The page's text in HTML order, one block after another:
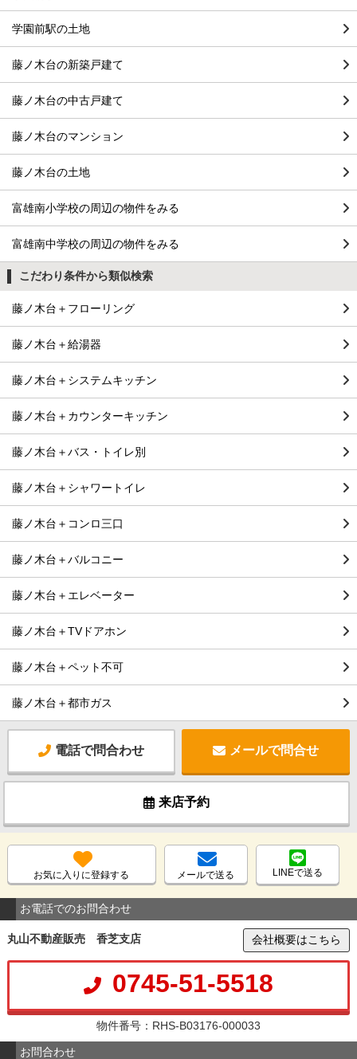
学園前駅の土地
藤ノ木台の新築戸建て
藤ノ木台の中古戸建て
藤ノ木台のマンション
藤ノ木台の土地
富雄南小学校の周辺の物件をみる
富雄南中学校の周辺の物件をみる
こだわり条件から類似検索
藤ノ木台＋フローリング
藤ノ木台＋給湯器
藤ノ木台＋システムキッチン
藤ノ木台＋カウンターキッチン
藤ノ木台＋バス・トイレ別
藤ノ木台＋シャワートイレ
藤ノ木台＋コンロ三口
藤ノ木台＋バルコニー
藤ノ木台＋エレベーター
藤ノ木台＋TVドアホン
藤ノ木台＋ペット不可
藤ノ木台＋都市ガス
電話で問合わせ メールで問合せ
来店予約
お気に入りに登録する メールで送る LINEで送る
お電話でのお問合わせ
丸山不動産販売 香芝支店 会社概要はこちら
0745-51-5518
物件番号：RHS-B03176-000033
お問合わせ